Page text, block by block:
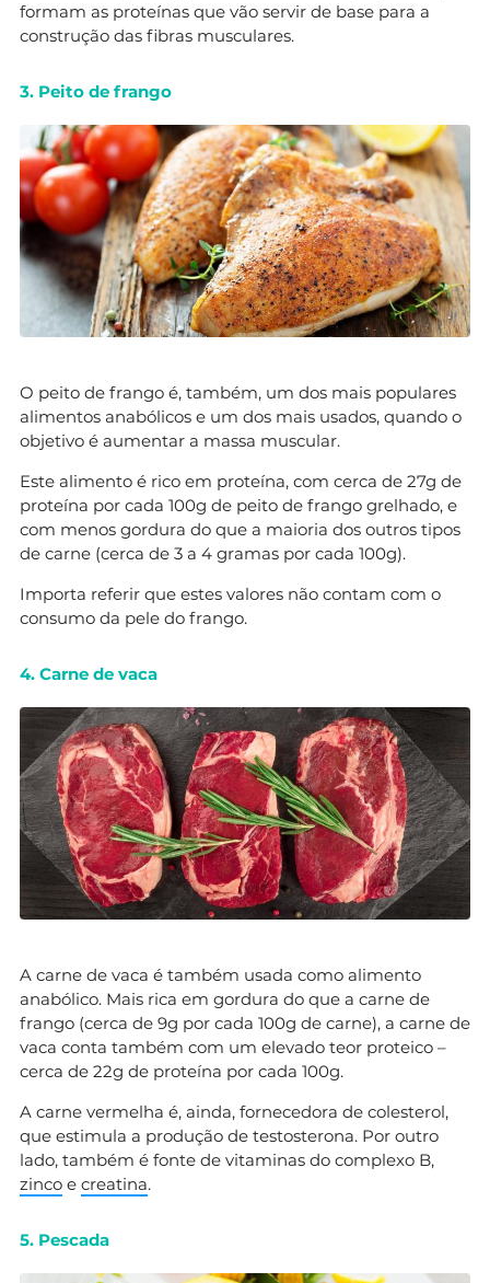
formam as proteínas que vão servir de base para a
construção das fibras musculares.
3. Peito de frango
O peito de frango é, também, um dos mais populares
alimentos anabólicos e um dos mais usados, quando o
objetivo é aumentar a massa muscular.
Este alimento é rico em proteína, com cerca de 27g de
proteína por cada 100g de peito de frango grelhado, e
com menos gordura do que a maioria dos outros tipos
de carne (cerca de 3 a 4 gramas por cada 100g).
Importa referir que estes valores não contam com o
consumo da pele do frango.
4. Carne de vaca
A carne de vaca é também usada como alimento
anabólico. Mais rica em gordura do que a carne de
frango (cerca de 9g por cada 100g de carne), a carne de
vaca conta também com um elevado teor proteico –
cerca de 22g de proteína por cada 100g.
A carne vermelha é, ainda, fornecedora de colesterol,
que estimula a produção de testosterona. Por outro
lado, também é fonte de vitaminas do complexo B,
zinco e creatina.
5. Pescada